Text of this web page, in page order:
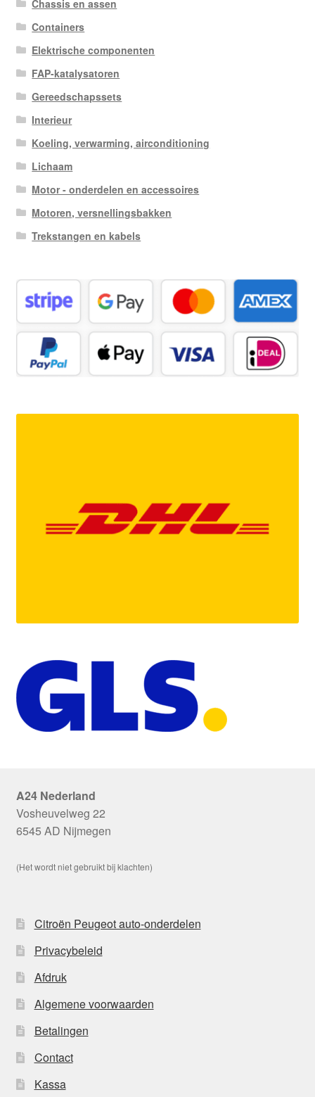
Chassis en assen
Containers
Elektrische componenten
FAP-katalysatoren
Gereedschapssets
Interieur
Koeling, verwarming, airconditioning
Lichaam
Motor - onderdelen en accessoires
Motoren, versnellingsbakken
Trekstangen en kabels
A24 Nederland
Vosheuvelweg 22
6545 AD Nijmegen
(Het wordt niet gebruikt bij klachten)
Citroën Peugeot auto-onderdelen
Privacybeleid
Afdruk
Algemene voorwaarden
Betalingen
Contact
Kassa